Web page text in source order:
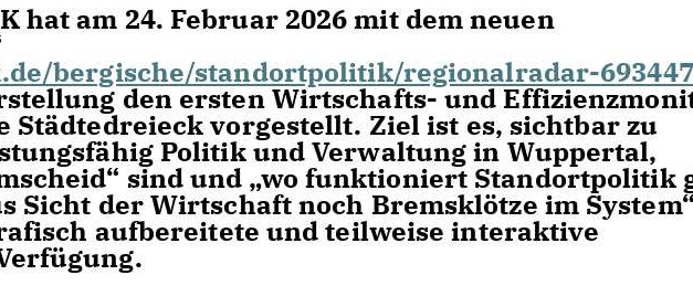
hat am 24. Februar 2026 mit dem neuen
bergische/standortpolitik/regionalradar-
den ersten Wirtschafts- und
Städtedreieck vorgestellt. Ziel ist es, sichtbar zu
Politik und Verwaltung in Wuppertal,
sind und „wo funktioniert Standortpolitik
Sicht der Wirtschaft noch Bremsklötze im
aufbereitete und teilweise interaktive